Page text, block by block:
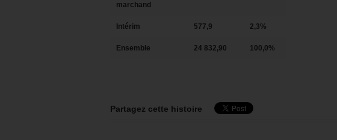
marchand
Intérim 577,9 2,3%
Ensemble 24 832,90 100,0%
Partagez cette histoire